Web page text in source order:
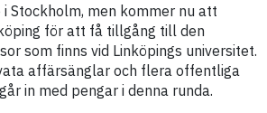
Stockholm, men kommer nu att
för att få tillgång till den
som finns vid Linköpings universitet.
affärsänglar och flera offentliga
in med pengar i denna runda.